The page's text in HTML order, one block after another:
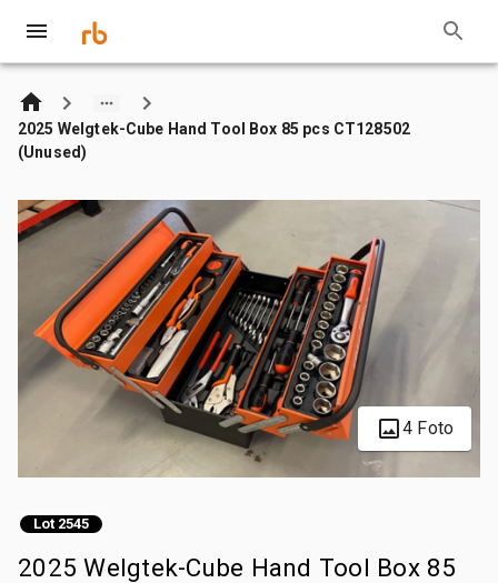
2025 Welgtek-Cube Hand Tool Box 85 pcs CT128502
(Unused)
4 Foto
Lot 2545
2025 Welgtek-Cube Hand Tool Box 85